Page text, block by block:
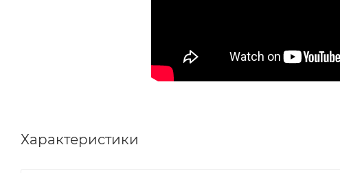
Характеристики